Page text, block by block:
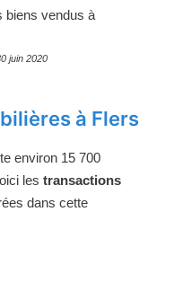
biens vendus à
juin 2020
à Flers
environ 15 700
les transactions
dans cette